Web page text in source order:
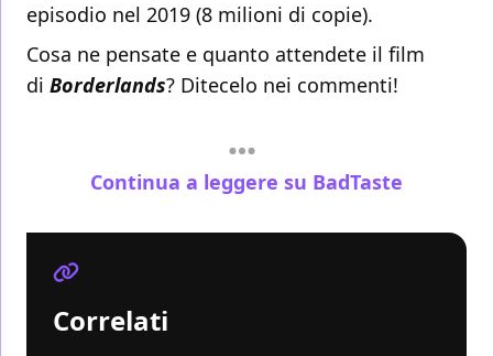
episodio nel 2019 (8 milioni di copie).
Cosa ne pensate e quanto attendete il film
di Borderlands? Ditecelo nei commenti!
Continua a leggere su BadTaste
Correlati